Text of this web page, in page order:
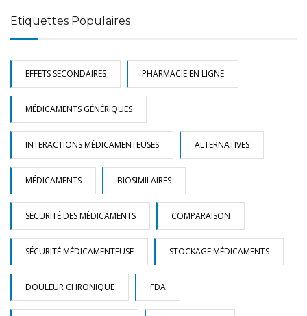
Etiquettes Populaires
EFFETS SECONDAIRES PHARMACIE EN LIGNE
MÉDICAMENTS GÉNÉRIQUES
INTERACTIONS MÉDICAMENTEUSES ALTERNATIVES
MÉDICAMENTS BIOSIMILAIRES
SÉCURITÉ DES MÉDICAMENTS COMPARAISON
SÉCURITÉ MÉDICAMENTEUSE STOCKAGE MÉDICAMENTS
DOULEUR CHRONIQUE FDA